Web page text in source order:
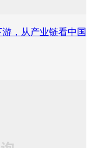
，从产业链看中国